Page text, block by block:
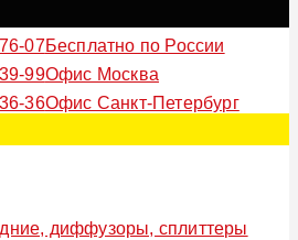
07Бесплатно по России
99Офис Москва
36Офис Санкт-Петербург
диффузоры, сплиттеры